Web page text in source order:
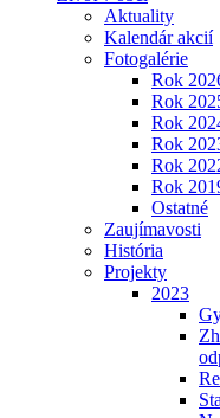
Aktuality
Kalendár akcií
Fotogalérie
Rok
Rok
Rok
Rok
Rok
Rok
Ostatné
Zaujímavosti
História
Projekty
2023